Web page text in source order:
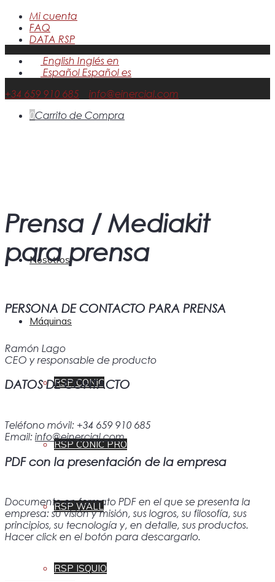
Mi cuenta
FAQ
DATA RSP
English Inglés en
Español Español es
+34 659 910 685
info@einercial.com
0Carrito de Compra
Nosotros
Máquinas
RSP CONIC
RSP CONIC PRO
RSP WALL
RSP ISQUIO
Prensa / Mediakit
para prensa
PERSONA DE CONTACTO PARA PRENSA
Ramón Lago
CEO y responsable de producto
DATOS DE CONTACTO
Teléfono móvil: +34 659 910 685
Email: info@einercial.com
PDF con la presentación de la empresa
Documento en formato PDF en el que se presenta la
empresa: su visión y misión, sus logros, su filosofía, sus
principios, su tecnología y, en detalle, sus productos.
Hacer click en el botón para descargarlo.